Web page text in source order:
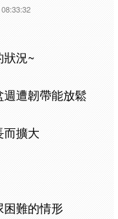
狀況~
遭韌帶能放鬆
擴大
難的情形